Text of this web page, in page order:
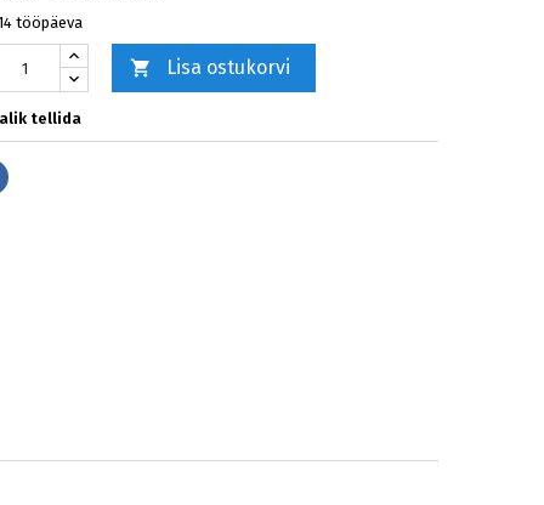
tööpäeva
 Lisa ostukorvi
tellida